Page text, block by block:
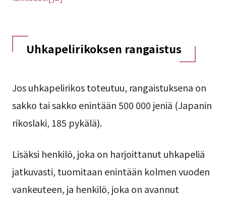
Uhkapelirikoksen rangaistus
Jos uhkapelirikos toteutuu, rangaistuksena on
sakko tai sakko enintään 500 000 jeniä (Japanin
rikoslaki, 185 pykälä).
Lisäksi henkilö, joka on harjoittanut uhkapeliä
jatkuvasti, tuomitaan enintään kolmen vuoden
vankeuteen, ja henkilö, joka on avannut